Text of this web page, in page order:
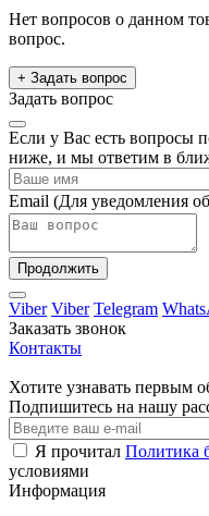
Нет вопросов о данном
вопрос.
+ Задать вопрос
Задать вопрос
Если у Вас есть вопросы
ниже, и мы ответим в
Email (Для уведомления
Продолжить
Viber Viber Telegram
Заказать звонок
Контакты
Хотите узнавать первым
Подпишитесь на нашу
Я прочитал Политика
условиями
Информация